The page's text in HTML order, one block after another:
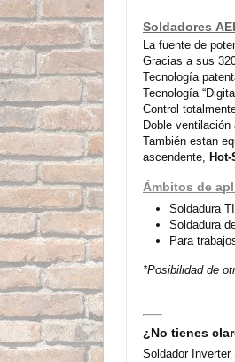
Soldadores
La fuente de
Gracias a sus
Tecnología
Tecnología
Control
Doble
También estan
ascendente,
Ámbitos de
Soldadura
Soldadura
Para
*Posibilidad de
¿No tienes
Soldador